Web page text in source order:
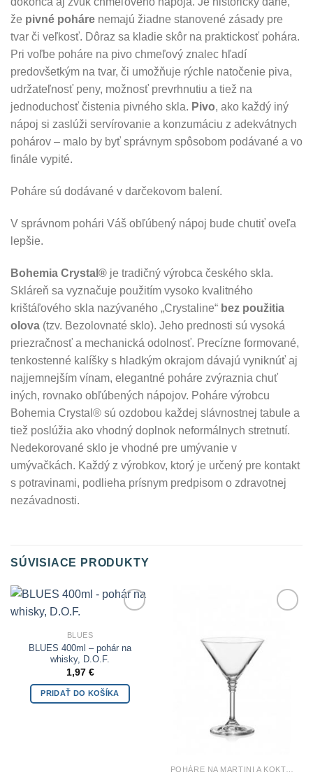
že pivné poháre nemajú žiadne stanovené zásady pre
tvar či veľkosť. Dôraz sa kladie skôr na praktickosť pohára.
Pri voľbe poháre na pivo chmeľový znalec hľadí
predovšetkým na tvar, či umožňuje rýchle natočenie piva,
udržateľnosť peny, možnosť prevrhnutiu a tiež na
jednoduchosť čistenia pivného skla. Pivo, ako každý iný
nápoj si zaslúži servírovanie a konzumáciu z adekvátnych
pohárov – malo by byť správnym spôsobom podávané a vo
finále vypité.
Poháre sú dodávané v darčekovom balení.
V správnom pohári Váš obľúbený nápoj bude chutiť oveľa
lepšie.
Bohemia Crystal® je tradičný výrobca českého skla.
Skláreň sa vyznačuje použitím vysoko kvalitného
krištáľového skla nazývaného „Crystaline“ bez použitia
olova (tzv. Bezolovnaté sklo). Jeho prednosti sú vysoká
priezračnosť a mechanická odolnosť. Precízne formované,
tenkostenné kalíšky s hladkým okrajom dávajú vyniknúť aj
najjemnejším vínam, elegantné poháre zvýraznia chuť
iných, rovnako obľúbených nápojov. Poháre výrobcu
Bohemia Crystal® sú ozdobou každej slávnostnej tabule a
tiež poslúžia ako vhodný doplnok neformálnych stretnutí.
Nedekorované sklo je vhodné pre umývanie v
umývačkách. Každý z výrobkov, ktorý je určený pre kontakt
s potravinami, podlieha prísnym predpisom o zdravotnej
nezávadnosti.
SÚVISIACE PRODUKTY
BLUES
BLUES 400ml – pohár na
whisky, D.O.F.
1,97 €
PRIDAŤ DO KOŠÍKA